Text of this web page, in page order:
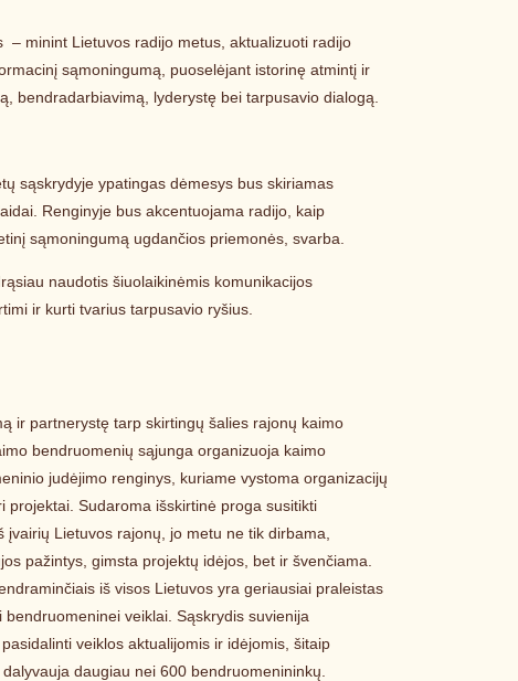
– minint Lietuvos radijo metus, aktualizuoti radijo
sąmoningumą, puoselėjant istorinę atmintį ir
bendradarbiavimą, lyderystę bei tarpusavio dialogą.
sąskrydyje ypatingas dėmesys bus skiriamas
Renginyje bus akcentuojama radijo, kaip
sąmoningumą ugdančios priemonės, svarba.
naudotis šiuolaikinėmis komunikacijos
ir kurti tvarius tarpusavio ryšius.
ir partnerystę tarp skirtingų šalies rajonų kaimo
bendruomenių sąjunga organizuoja kaimo
judėjimo renginys, kuriame vystoma organizacijų
projektai. Sudaroma išskirtinė proga susitikti
Lietuvos rajonų, jo metu ne tik dirbama,
pažintys, gimsta projektų idėjos, bet ir švenčiama.
iš visos Lietuvos yra geriausiai praleistas
veiklai. Sąskrydis suvienija
veiklos aktualijomis ir idėjomis, šitaip
daugiau nei 600 bendruomenininkų.